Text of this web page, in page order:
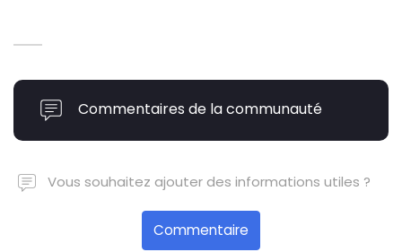
Commentaires de la communauté
Vous souhaitez ajouter des informations utiles ?
Commentaire